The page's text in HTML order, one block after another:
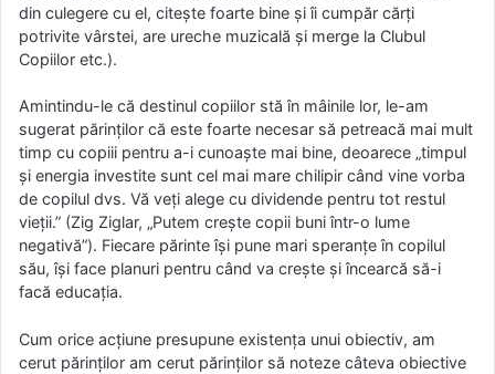
din culegere cu el, citeşte foarte bine şi îi cumpăr cărţi
potrivite vârstei, are ureche muzicală şi merge la Clubul
Copiilor etc.).
Amintindu-le că destinul copiilor stă în mâinile lor, le-am
sugerat părinţilor că este foarte necesar să petreacă mai mult
timp cu copiii pentru a-i cunoaşte mai bine, deoarece „timpul
şi energia investite sunt cel mai mare chilipir când vine vorba
de copilul dvs. Vă veţi alege cu dividende pentru tot restul
vieţii.” (Zig Ziglar, „Putem creşte copii buni într-o lume
negativă”). Fiecare părinte îşi pune mari speranţe în copilul
său, îşi face planuri pentru când va creşte şi încearcă să-i
facă educaţia.
Cum orice acţiune presupune existenţa unui obiectiv, am
cerut părinţilor am cerut părinţilor să noteze câteva obiective